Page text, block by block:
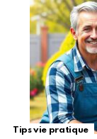
Tips vie pratique